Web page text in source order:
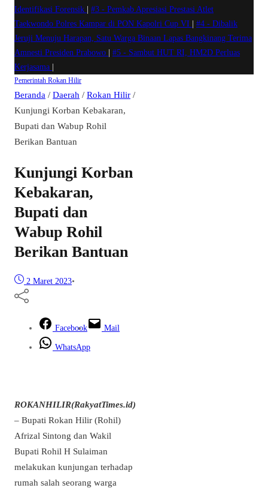
Identifikasi Forensik
#3 - Pemkab Apresiasi Prestasi Atlet
Taekwondo Polres Kampar di PON Kapolri Cup VI
#4 - Dibalik
Jeruji Menuju Harapan, Satu Warga Binaan Lapas Bangkinang Terima
Amnesti Presiden Prabowo
#5 - Sambut HUT RI, HM2D Perluas
Kerjasama
Pemerintah Rokan Hilir
Beranda / Daerah / Rokan Hilir /
Kunjungi Korban Kebakaran,
Bupati dan Wabup Rohil
Berikan Bantuan
Kunjungi Korban
Kebakaran,
Bupati dan
Wabup Rohil
Berikan Bantuan
2 Maret 2023•
Facebook Mail
WhatsApp
ROKANHILIR(RakyatTimes.id)
– Bupati Rokan Hilir (Rohil)
Afrizal Sintong dan Wakil
Bupati Rohil H Sulaiman
melakukan kunjungan terhadap
rumah salah seorang warga